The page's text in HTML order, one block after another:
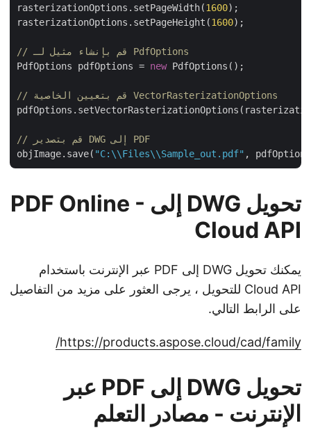
rasterizationOptions.setPageWidth(1600 );
rasterizationOptions.setPageHeight(1600 );
// قم بإنشاء مثيل لـ PdfOptions
PdfOptions pdfOptions = new PdfOptions();
// قم بتعيين الخاصية VectorRasterizationOptions
// قم بتصدير DWG إلى PDF
objImage.save("C:\\Files\\Sample_out.pdf"
تحويل DWG إلى PDF Online -
Cloud API
يمكنك تحويل DWG إلى PDF عبر الإنترنت باستخدام
Cloud API للتحويل ، يرجى العثور على مزيد من التفاصيل
على الرابط التالي.
https://products.aspose.cloud/cad/family/
تحويل DWG إلى PDF عبر
الإنترنت - مصادر التعلم